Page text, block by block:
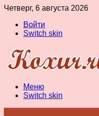
Четверг, 6 августа 2026
Войти
Switch skin
Меню
Switch skin